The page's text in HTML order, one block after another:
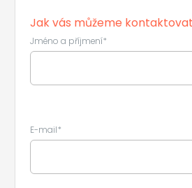
Jak vás můžeme
Jméno a příjmení*
E-mail*